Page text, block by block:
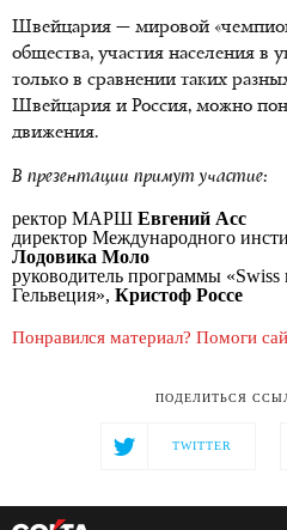
Швейцария — мировой
общества, участия населения в
только в сравнении таких
Швейцария и Россия, можно
движения.
В презентации примут участие:
ректор МАРШ Евгений Асс
директор Международного
Лодовика Моло
руководитель программы «Swiss
Гельвеция», Кристоф Россе
Понравился материал? Помоги
ПОДЕЛИТЬСЯ
TWITTER